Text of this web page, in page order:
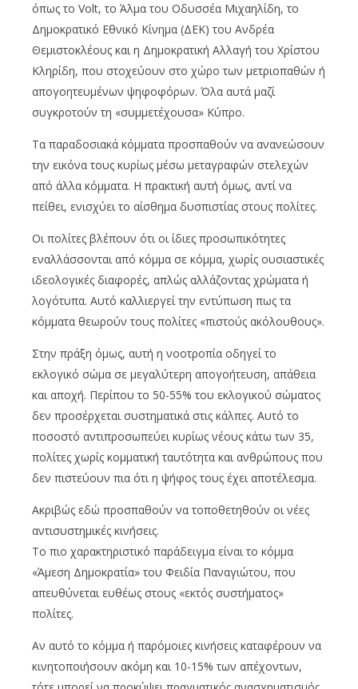
όπως το Volt, το Άλμα του Οδυσσέα Μιχαηλίδη, το
Δημοκρατικό Εθνικό Κίνημα (ΔΕΚ) του Ανδρέα
Θεμιστοκλέους και η Δημοκρατική Αλλαγή του Χρίστου
Κληρίδη, που στοχεύουν στο χώρο των μετριοπαθών ή
απογοητευμένων ψηφοφόρων. Όλα αυτά μαζί
συγκροτούν τη «συμμετέχουσα» Κύπρο.
Τα παραδοσιακά κόμματα προσπαθούν να ανανεώσουν
την εικόνα τους κυρίως μέσω μεταγραφών στελεχών
από άλλα κόμματα. Η πρακτική αυτή όμως, αντί να
πείθει, ενισχύει το αίσθημα δυσπιστίας στους πολίτες.
Οι πολίτες βλέπουν ότι οι ίδιες προσωπικότητες
εναλλάσσονται από κόμμα σε κόμμα, χωρίς ουσιαστικές
ιδεολογικές διαφορές, απλώς αλλάζοντας χρώματα ή
λογότυπα. Αυτό καλλιεργεί την εντύπωση πως τα
κόμματα θεωρούν τους πολίτες «πιστούς ακόλουθους».
Στην πράξη όμως, αυτή η νοοτροπία οδηγεί το
εκλογικό σώμα σε μεγαλύτερη απογοήτευση, απάθεια
και αποχή. Περίπου το 50-55% του εκλογικού σώματος
δεν προσέρχεται συστηματικά στις κάλπες. Αυτό το
ποσοστό αντιπροσωπεύει κυρίως νέους κάτω των 35,
πολίτες χωρίς κομματική ταυτότητα και ανθρώπους που
δεν πιστεύουν πια ότι η ψήφος τους έχει αποτέλεσμα.
Ακριβώς εδώ προσπαθούν να τοποθετηθούν οι νέες
αντισυστημικές κινήσεις.
Το πιο χαρακτηριστικό παράδειγμα είναι το κόμμα
«Άμεση Δημοκρατία» του Φειδία Παναγιώτου, που
απευθύνεται ευθέως στους «εκτός συστήματος»
πολίτες.
Αν αυτό το κόμμα ή παρόμοιες κινήσεις καταφέρουν να
κινητοποιήσουν ακόμη και 10-15% των απέχοντων,